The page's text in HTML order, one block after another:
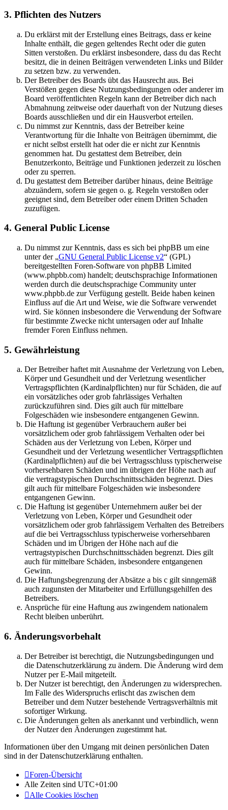
3. Pflichten des Nutzers
Du erklärst mit der Erstellung eines Beitrags, dass er keine
Inhalte enthält, die gegen geltendes Recht oder die guten
Sitten verstoßen. Du erklärst insbesondere, dass du das Recht
besitzt, die in deinen Beiträgen verwendeten Links und Bilder
zu setzen bzw. zu verwenden.
Der Betreiber des Boards übt das Hausrecht aus. Bei
Verstößen gegen diese Nutzungsbedingungen oder anderer im
Board veröffentlichten Regeln kann der Betreiber dich nach
Abmahnung zeitweise oder dauerhaft von der Nutzung dieses
Boards ausschließen und dir ein Hausverbot erteilen.
Du nimmst zur Kenntnis, dass der Betreiber keine
Verantwortung für die Inhalte von Beiträgen übernimmt, die
er nicht selbst erstellt hat oder die er nicht zur Kenntnis
genommen hat. Du gestattest dem Betreiber, dein
Benutzerkonto, Beiträge und Funktionen jederzeit zu löschen
oder zu sperren.
Du gestattest dem Betreiber darüber hinaus, deine Beiträge
abzuändern, sofern sie gegen o. g. Regeln verstoßen oder
geeignet sind, dem Betreiber oder einem Dritten Schaden
zuzufügen.
4. General Public License
Du nimmst zur Kenntnis, dass es sich bei phpBB um eine
unter der „GNU General Public License v2“ (GPL)
bereitgestellten Foren-Software von phpBB Limited
(www.phpbb.com) handelt; deutschsprachige Informationen
werden durch die deutschsprachige Community unter
www.phpbb.de zur Verfügung gestellt. Beide haben keinen
Einfluss auf die Art und Weise, wie die Software verwendet
wird. Sie können insbesondere die Verwendung der Software
für bestimmte Zwecke nicht untersagen oder auf Inhalte
fremder Foren Einfluss nehmen.
5. Gewährleistung
Der Betreiber haftet mit Ausnahme der Verletzung von Leben,
Körper und Gesundheit und der Verletzung wesentlicher
Vertragspflichten (Kardinalpflichten) nur für Schäden, die auf
ein vorsätzliches oder grob fahrlässiges Verhalten
zurückzuführen sind. Dies gilt auch für mittelbare
Folgeschäden wie insbesondere entgangenen Gewinn.
Die Haftung ist gegenüber Verbrauchern außer bei
vorsätzlichem oder grob fahrlässigem Verhalten oder bei
Schäden aus der Verletzung von Leben, Körper und
Gesundheit und der Verletzung wesentlicher Vertragspflichten
(Kardinalpflichten) auf die bei Vertragsschluss typischerweise
vorhersehbaren Schäden und im übrigen der Höhe nach auf
die vertragstypischen Durchschnittsschäden begrenzt. Dies
gilt auch für mittelbare Folgeschäden wie insbesondere
entgangenen Gewinn.
Die Haftung ist gegenüber Unternehmern außer bei der
Verletzung von Leben, Körper und Gesundheit oder
vorsätzlichem oder grob fahrlässigem Verhalten des Betreibers
auf die bei Vertragsschluss typischerweise vorhersehbaren
Schäden und im Übrigen der Höhe nach auf die
vertragstypischen Durchschnittsschäden begrenzt. Dies gilt
auch für mittelbare Schäden, insbesondere entgangenen
Gewinn.
Die Haftungsbegrenzung der Absätze a bis c gilt sinngemäß
auch zugunsten der Mitarbeiter und Erfüllungsgehilfen des
Betreibers.
Ansprüche für eine Haftung aus zwingendem nationalem
Recht bleiben unberührt.
6. Änderungsvorbehalt
Der Betreiber ist berechtigt, die Nutzungsbedingungen und
die Datenschutzerklärung zu ändern. Die Änderung wird dem
Nutzer per E-Mail mitgeteilt.
Der Nutzer ist berechtigt, den Änderungen zu widersprechen.
Im Falle des Widerspruchs erlischt das zwischen dem
Betreiber und dem Nutzer bestehende Vertragsverhältnis mit
sofortiger Wirkung.
Die Änderungen gelten als anerkannt und verbindlich, wenn
der Nutzer den Änderungen zugestimmt hat.
Informationen über den Umgang mit deinen persönlichen Daten
sind in der Datenschutzerklärung enthalten.
Foren-Übersicht
Alle Zeiten sind UTC+01:00
Alle Cookies löschen